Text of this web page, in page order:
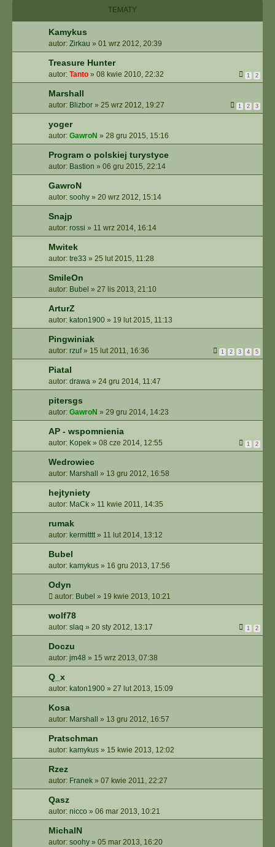
A
A
W
N
O
W
N
TEMATY
Kamykus
autor: Zirkau » 01 wrz 2012, 20:39
Treasure Hunter
autor: Tanto » 08 kwie 2010, 22:32 1 2
Marshall
autor: Blizbor » 25 wrz 2012, 19:27 1 2 3
yoger
autor: GawroN » 28 gru 2015, 15:16
Program o polskiej turystyce
autor: Bastion » 06 gru 2015, 22:14
GawroN
autor: soohy » 20 wrz 2012, 15:14
Snajp
autor: rossi » 11 wrz 2014, 16:14
Mwitek
autor: tre33 » 25 lut 2015, 11:28
SmileOn
autor: Bubel » 27 lis 2013, 21:10
ArturZ
autor: katon1900 » 19 lut 2015, 11:13
Pingwiniak
autor: rzuf» 15 lut 2011, 16:36 1 2 3 4 5
Piatal
autor: drawa » 24 gru 2014, 11:47
pitersgs
autor: GawroN » 29 gru 2014, 14:23
AP - wspomnienia
autor: Kopek » 08 cze 2014, 12:55 1 2
Wedrowiec
autor: Marshall » 13 gru 2012, 16:58
hejtyniety
autor: MaCk » 11 kwie 2011, 14:35
rumak
autor: kermitttt» 11 lut 2014, 13:12
Bubel
autor: kamykus » 16 gru 2013, 17:56
Odyn
autor: Bubel » 19 kwie 2013, 10:21
wolf78
autor: slaq » 20 sty 2012, 13:17 1 2
Doczu
autor: jm48 » 15 wrz 2013, 07:38
Q_x
autor: katon1900 » 27 lut 2013, 15:09
Kosa
autor: Marshall » 13 gru 2012, 16:57
Pratschman
autor: kamykus » 15 kwie 2013, 12:02
Rzez
autor: Franek » 07 kwie 2011, 22:27
Qasz
autor: nicco » 06 mar 2013, 10:21
MichalN
autor: soohy » 05 mar 2013, 16:20